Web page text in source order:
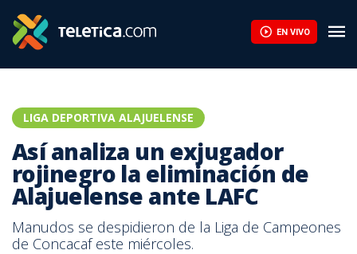
EN VIVO
LIGA DEPORTIVA ALAJUELENSE
Así analiza un exjugador
rojinegro la eliminación de
Alajuelense ante LAFC
Manudos se despidieron de la Liga de Campeones
de Concacaf este miércoles.